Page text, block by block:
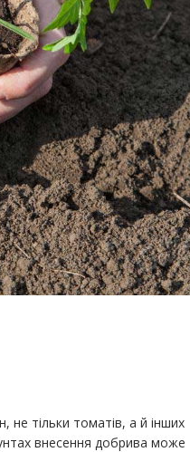
тільки томатів, а й інших
внесення добрива може